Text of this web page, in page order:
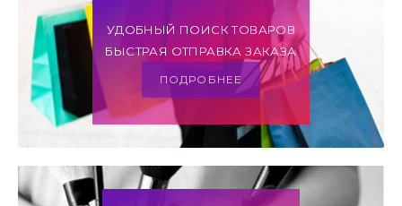
УДОБНЫЙ ПОИСК ТОВАРОВ
БЫСТРАЯ ОТПРАВКА ЗАКАЗА
ПОДРОБНЕЕ